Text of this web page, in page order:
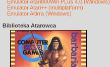
Emulator Atari800Win PLus 4.0 (Windows)
Emulator Atari++ (multiplatform)
Emulator Altirra (Windows)
Biblioteka Atarowca